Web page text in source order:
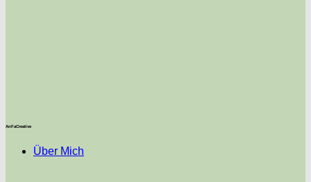
AnFaCreative
Über Mich